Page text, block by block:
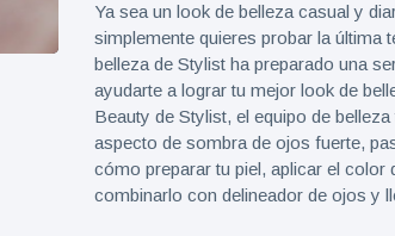
Ya sea un look de belleza casual y
simplemente quieres probar la última
belleza de Stylist ha preparado una
ayudarte a lograr tu mejor look de
Beauty de Stylist, el equipo de
aspecto de sombra de ojos fuerte,
cómo preparar tu piel, aplicar el color
combinarlo con delineador de ojos y